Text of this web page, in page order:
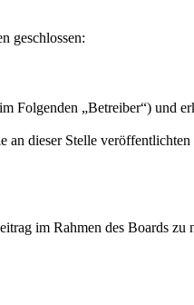
geschlossen:
Folgenden „Betreiber“) und
an dieser Stelle veröffentlichten
im Rahmen des Boards zu